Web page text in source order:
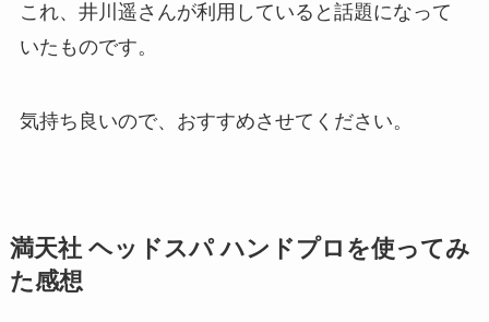
これ、井川遥さんが利用していると話題になって
いたものです。
気持ち良いので、おすすめさせてください。
満天社 ヘッドスパ ハンドプロを使ってみ
た感想